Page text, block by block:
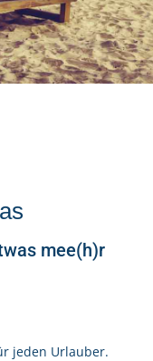
mee(h)r
jeden Urlauber.